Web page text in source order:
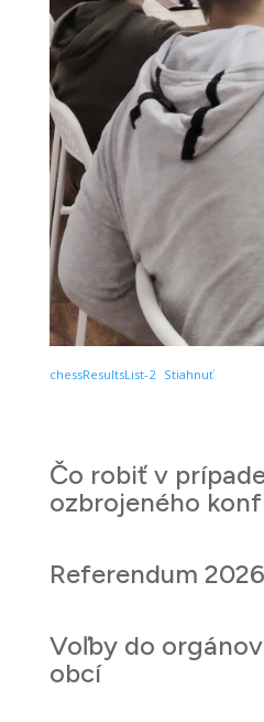
chessResultsList-2 Stiahnuť
Čo robiť v
ozbrojeného
Referendum 2026
Voľby do
obcí